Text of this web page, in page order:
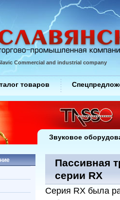
Пассивная
серии RX
Серия RX была
Commercial and industrial company
товаров
Звуковое